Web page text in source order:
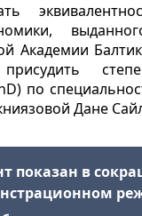
Академии
по
Дане
показан в